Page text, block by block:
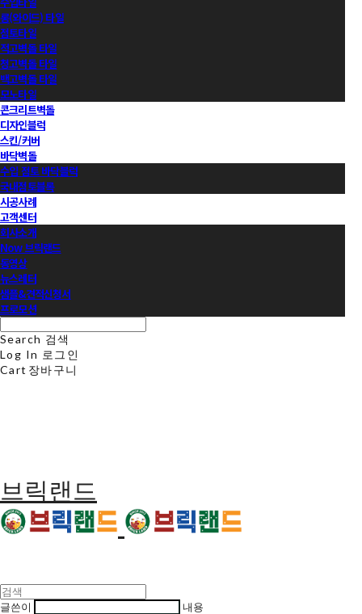
롱(와이드) 타일
점토타일
적고벽돌 타일
청고벽돌 타일
백고벽돌 타일
모노타일
콘크리트벽돌
디자인블럭
스킨/커버
바닥벽돌
수입 점토 바닥블럭
국내점토블록
시공사례
고객센터
회사소개
Now 브릭랜드
동영상
뉴스레터
샘플&견적신청서
프로모션
Search 검색
Log In 로그인
Cart 장바구니
브릭랜드
글쓴이 내용